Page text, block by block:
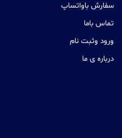
سفارش باواتساپ
تماس باما
ورود وثبت نام
درباره ی ما